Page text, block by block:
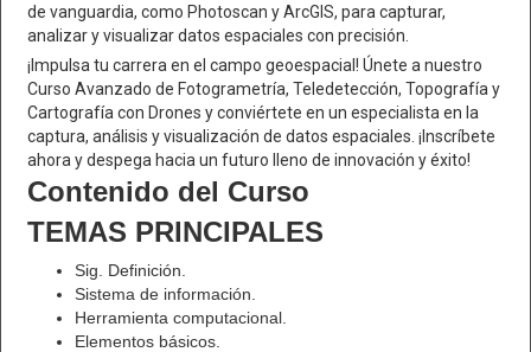
de vanguardia, como Photoscan y ArcGIS, para capturar,
analizar y visualizar datos espaciales con precisión.
¡Impulsa tu carrera en el campo geoespacial! Únete a nuestro
Curso Avanzado de Fotogrametría, Teledetección, Topografía y
Cartografía con Drones y conviértete en un especialista en la
captura, análisis y visualización de datos espaciales. ¡Inscríbete
ahora y despega hacia un futuro lleno de innovación y éxito!
Contenido del Curso
TEMAS PRINCIPALES
Sig. Definición.
Sistema de información.
Herramienta computacional.
Elementos básicos.